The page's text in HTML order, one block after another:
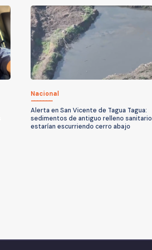
Nacional
Alerta en San Vicente de Tagua Tagua:
sedimentos de antiguo relleno sanitario
estarían escurriendo cerro abajo